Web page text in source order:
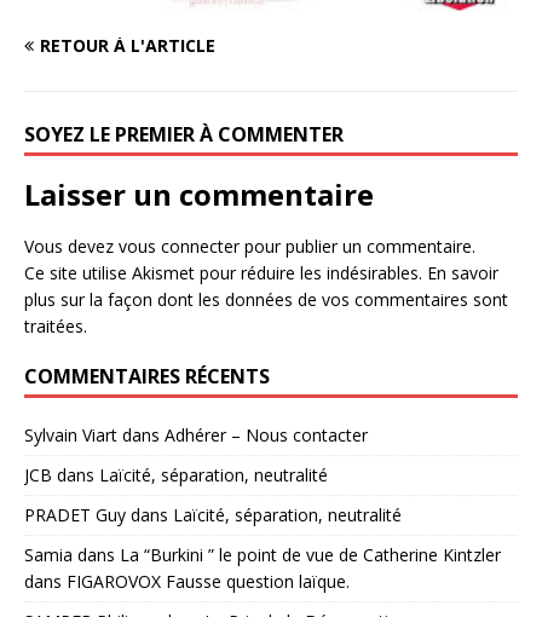
RETOUR À L'ARTICLE
SOYEZ LE PREMIER À COMMENTER
Laisser un commentaire
Vous devez vous connecterpour publier un commentaire.
Ce site utilise Akismet pour réduire les indésirables. En savoir
plus sur la façon dont les données de vos commentaires sont
traitées.
COMMENTAIRES RÉCENTS
Sylvain Viart dans Adhérer – Nous contacter
JCB dans Laïcité, séparation, neutralité
PRADET Guy dans Laïcité, séparation, neutralité
Samia dans La “Burkini ” le point de vue de Catherine Kintzler
dans FIGAROVOX Fausse question laïque.